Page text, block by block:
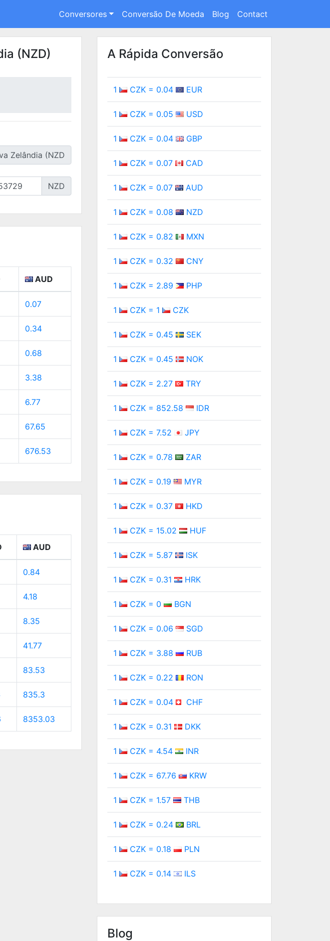
Conversores Conversão De Moeda Blog Contact
(NZD)
NZD
AUD
0.07
0.34
0.68
3.38
6.77
67.65
676.53
AUD
0.84
4.18
8.35
41.77
83.53
835.3
8353.03
A Rápida Conversão
1 CZK = 0.04 EUR
1 CZK = 0.05 USD
1 CZK = 0.04 GBP
1 CZK = 0.07 CAD
1 CZK = 0.07 AUD
1 CZK = 0.08 NZD
1 CZK = 0.82 MXN
1 CZK = 0.32 CNY
1 CZK = 2.89 PHP
1 CZK = 1 CZK
1 CZK = 0.45 SEK
1 CZK = 0.45 NOK
1 CZK = 2.27 TRY
1 CZK = 852.58 IDR
1 CZK = 7.52 JPY
1 CZK = 0.78 ZAR
1 CZK = 0.19 MYR
1 CZK = 0.37 HKD
1 CZK = 15.02 HUF
1 CZK = 5.87 ISK
1 CZK = 0.31 HRK
1 CZK = 0 BGN
1 CZK = 0.06 SGD
1 CZK = 3.88 RUB
1 CZK = 0.22 RON
1 CZK = 0.04 CHF
1 CZK = 0.31 DKK
1 CZK = 4.54 INR
1 CZK = 67.76 KRW
1 CZK = 1.57 THB
1 CZK = 0.24 BRL
1 CZK = 0.18 PLN
1 CZK = 0.14 ILS
Blog